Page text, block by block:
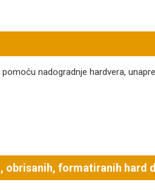
nadogradnje hardvera,
obrisanih, formatiranih hard